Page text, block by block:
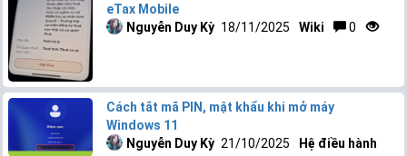
eTax Mobile
Nguyễn Duy Kỳ 18/11/2025 Wiki 0
Cách tắt mã PIN, mật khẩu khi mở máy
Windows 11
Nguyễn Duy Kỳ 21/10/2025
Hệ điều hành